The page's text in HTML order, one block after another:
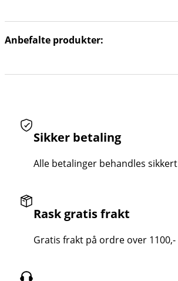
Anbefalte produkter:
Sikker betaling
Alle betalinger behandles sikkert
Rask gratis frakt
Gratis frakt på ordre over 1100,-